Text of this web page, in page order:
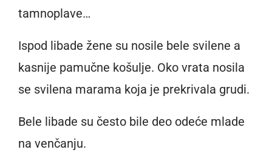
tamnoplave…
Ispod libade žene su nosile bele svilene a
kasnije pamučne košulje. Oko vrata nosila
se svilena marama koja je prekrivala grudi.
Bele libade su često bile deo odeće mlade
na venčanju.